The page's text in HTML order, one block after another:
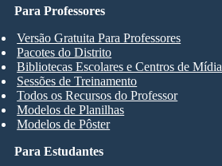
Para Estudantes
Para Professores
Versão Gratuita Para Professores
Pacotes do Distrito
Bibliotecas Escolares e Centros de Mídia
Sessões de Treinamento
Todos os Recursos do Professor
Modelos de Planilhas
Modelos de Pôster